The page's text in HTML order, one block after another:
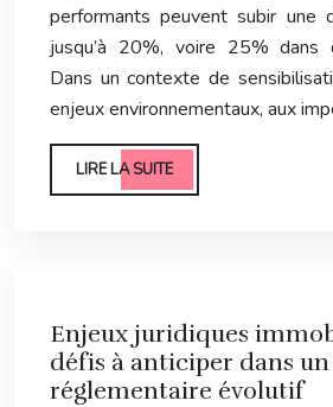
performants peuvent subir une
jusqu’à 20%, voire 25% dans
Dans un contexte de
enjeux environnementaux, aux
LIRE LA SUITE
Enjeux juridiques
défis à anticiper dans
réglementaire évolutif